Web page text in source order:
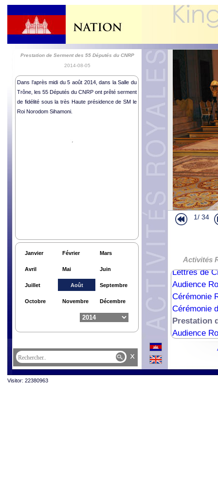
Prestation de Serment des 55 Députés du CNRP
2014-08-05
Dans l’après midi du 5 août 2014, dans la Salle du
Trône, les 55 Députés du CNRP ont prêté serment
de fidélité sous la très Haute présidence de SM le
Roi Norodom Sihamoni.
Janvier Février Mars
Avril Mai Juin
Juillet Août Septembre
Octobre Novembre Décembre
1/ 34
Activités
Départ de
Cérémonie
Lettres de
Activités
Audience
Lettres de
Audience
Cérémonie
Cérémonie
Prestation
Audience
x
Visitor: 22380963